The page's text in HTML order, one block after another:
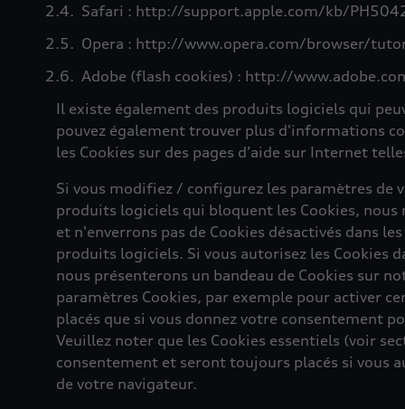
Safari : http://support.apple.com/kb/
Opera : http://www.opera.com/browser/
Adobe (flash cookies) : http://
Il existe également des produits logiciels qui
pouvez également trouver plus d'informations
les Cookies sur des pages d’aide sur Internet
Si vous modifiez / configurez les paramètres de
produits logiciels qui bloquent les Cookies,
et n'enverrons pas de Cookies désactivés dans
produits logiciels. Si vous autorisez les Cookies
nous présenterons un bandeau de Cookies sur
paramètres Cookies, par exemple pour activer
placés que si vous donnez votre consentement
Veuillez noter que les Cookies essentiels (voir
consentement et seront toujours placés si vous
de votre navigateur.